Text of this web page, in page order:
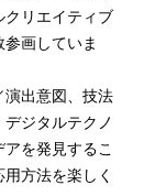
クリエイティブ
画していま
演出意図、技法
ジタルテクノ
を発見するこ
方法を楽しく